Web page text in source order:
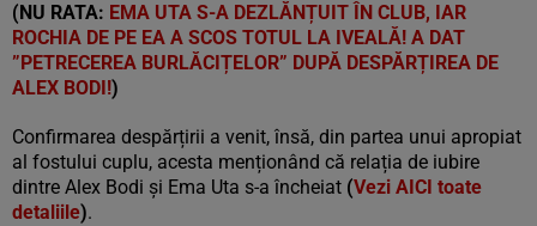
(NU RATA: EMA UTA S-A DEZLĂNȚUIT ÎN CLUB, IAR
ROCHIA DE PE EA A SCOS TOTUL LA IVEALĂ! A DAT
”PETRECEREA BURLĂCIȚELOR” DUPĂ DESPĂRȚIREA DE
ALEX BODI!)
Confirmarea despărțirii a venit, însă, din partea unui apropiat
al fostului cuplu, acesta menționând că relația de iubire
dintre Alex Bodi și Ema Uta s-a încheiat (Vezi AICI toate
detaliile).